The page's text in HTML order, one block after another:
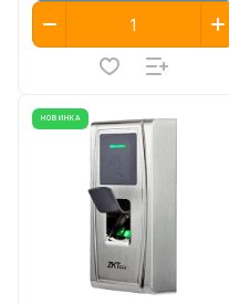
НОВИНКА